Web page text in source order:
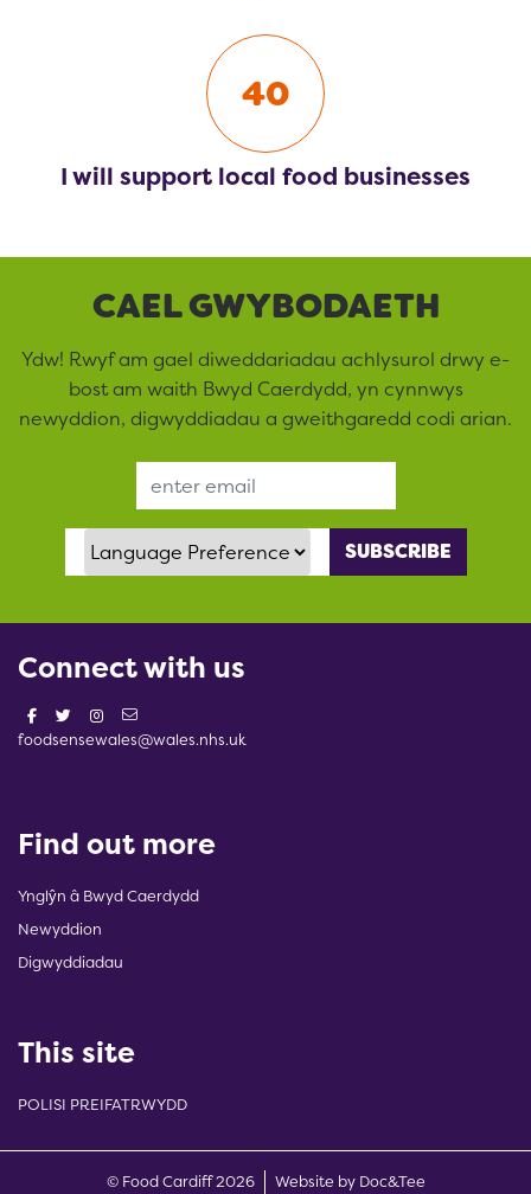
40
I will support local food businesses
CAEL GWYBODAETH
Ydw! Rwyf am gael diweddariadau achlysurol drwy e-
bost am waith Bwyd Caerdydd, yn cynnwys
newyddion, digwyddiadau a gweithgaredd codi arian.
Language Preference
Connect with us
foodsensewales@wales.nhs.uk
Find out more
Ynglŷn â Bwyd Caerdydd
Newyddion
Digwyddiadau
This site
POLISI PREIFATRWYDD
© Food Cardiff 2026 Website by Doc&Tee(opens new